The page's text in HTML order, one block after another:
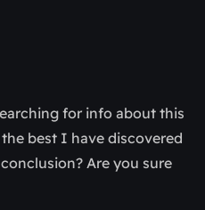
for info about this
best I have discovered
Are you sure